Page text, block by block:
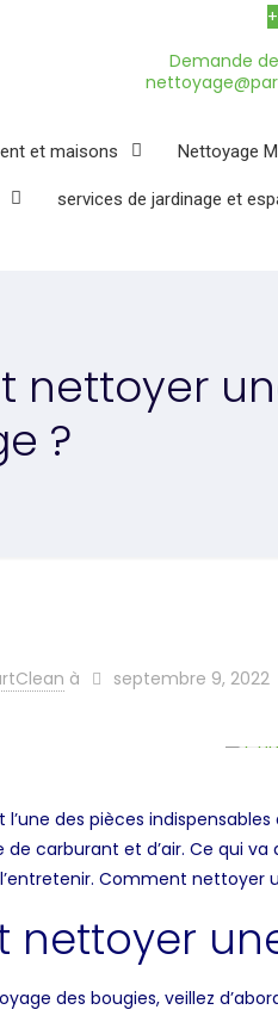
Demande
et maisons Nettoyage
services de jardinage et
nettoyer
?
à septembre 9, 2022
l’une des pièces
carburant et d’air. Ce qui
Comment nettoyer
nettoyer
des bougies, veillez